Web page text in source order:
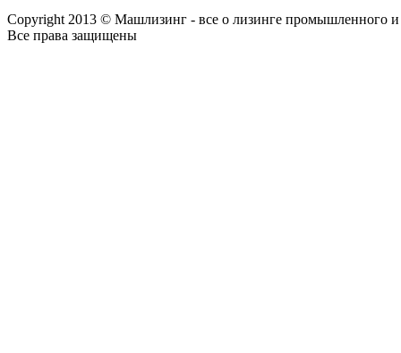
Copyright 2013 © Машлизинг - все о лизинге промышленного и
Все права защищены